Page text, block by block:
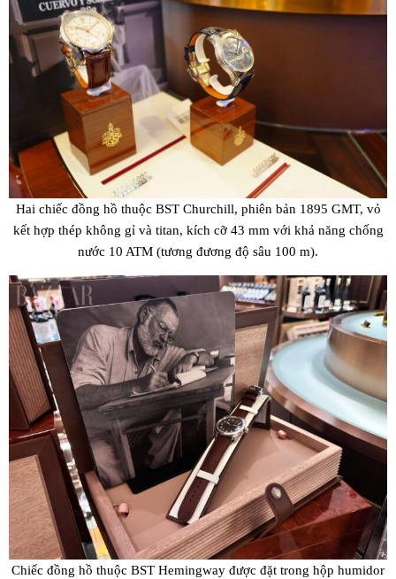
Hai chiếc đồng hồ thuộc BST Churchill, phiên bản 1895 GMT, vỏ
kết hợp thép không gỉ và titan, kích cỡ 43 mm với khả năng chống
nước 10 ATM (tương đương độ sâu 100 m).
Chiếc đồng hồ thuộc BST Hemingway được đặt trong hộp humidor